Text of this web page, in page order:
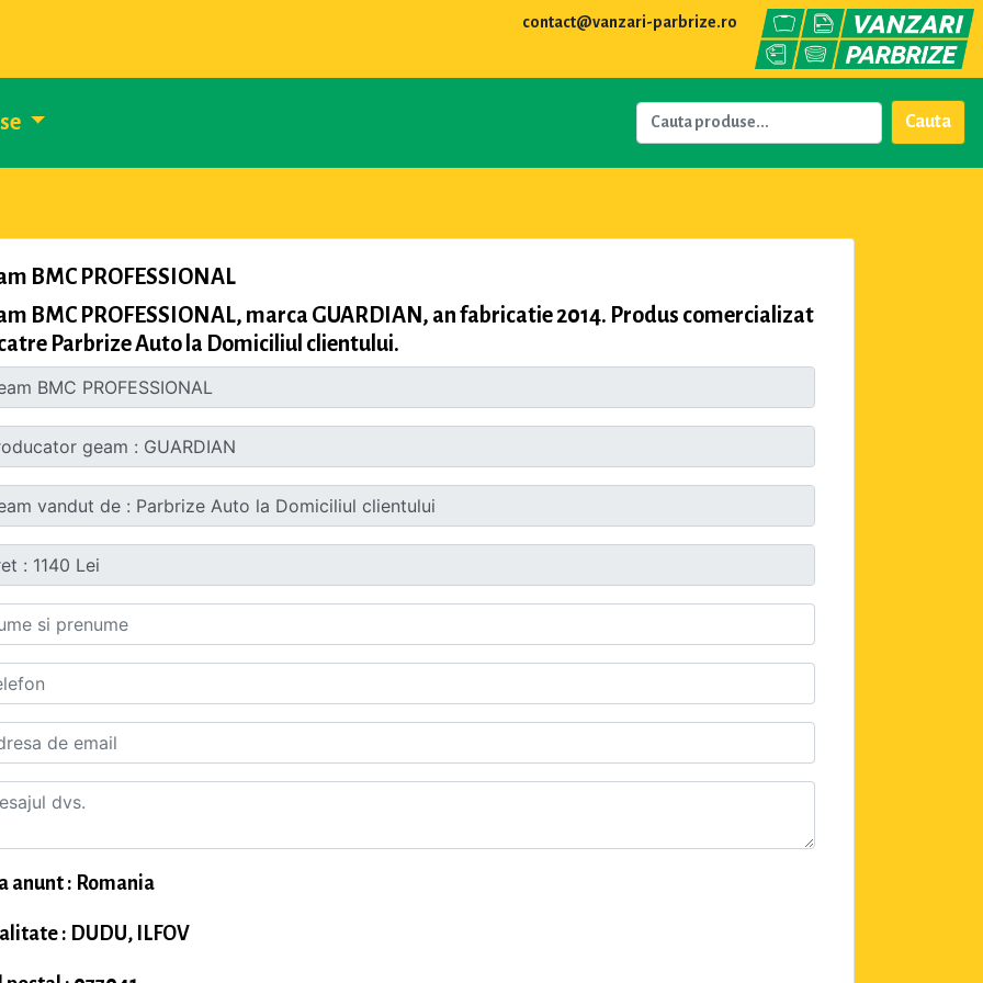
contact@vanzari-parbrize.ro
Cauta
BMC PROFESSIONAL
BMC PROFESSIONAL, marca GUARDIAN, an fabricatie 2014. Produs comercializat
Parbrize Auto la Domiciliul clientului.
anunt : Romania
: DUDU, ILFOV